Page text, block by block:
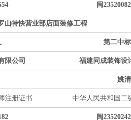
闽
山特快营业部店面装修工程
第二中
限公司 福建同成装饰设
姚
注册证书 中华人民共和国二
闽